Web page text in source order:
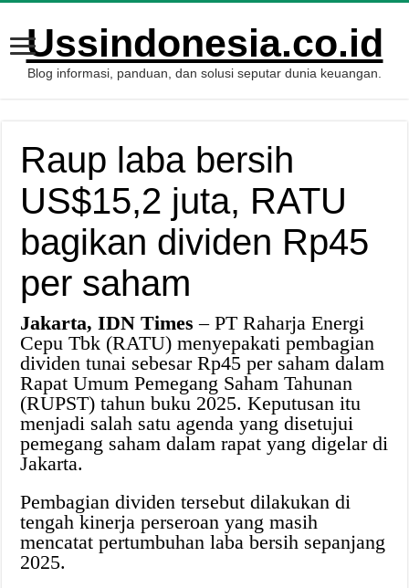
Ussindonesia.co.id
Blog informasi, panduan, dan solusi seputar dunia keuangan.
Raup laba bersih
US$15,2 juta, RATU
bagikan dividen Rp45
per saham
Jakarta, IDN Times– PT Raharja Energi
Cepu Tbk (RATU) menyepakati pembagian
dividen tunai sebesar Rp45 per saham dalam
Rapat Umum Pemegang Saham Tahunan
(RUPST) tahun buku 2025. Keputusan itu
menjadi salah satu agenda yang disetujui
pemegang saham dalam rapat yang digelar di
Jakarta.
Pembagian dividen tersebut dilakukan di
tengah kinerja perseroan yang masih
mencatat pertumbuhan laba bersih sepanjang
2025.